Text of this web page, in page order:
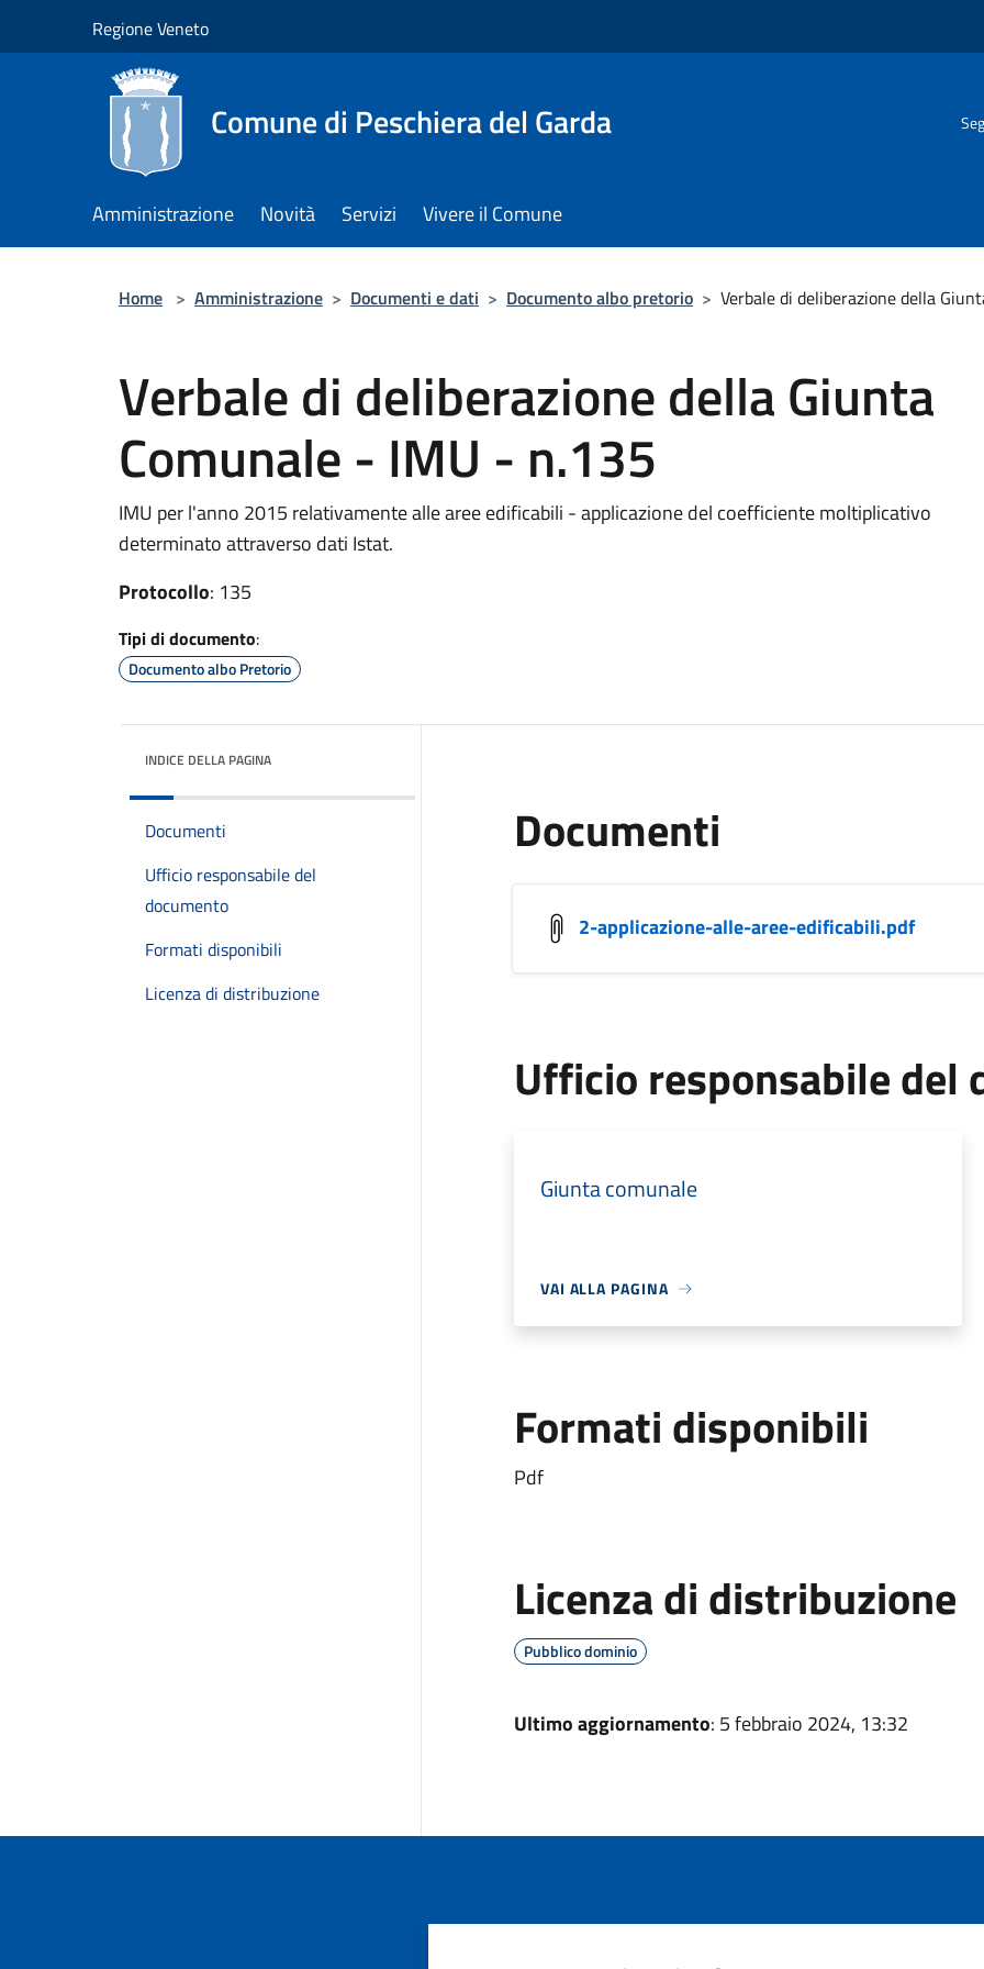
Regione Veneto
Comune di Peschiera del Garda
Amministrazione Novità Servizi Vivere il Comune
Home > Amministrazione > Documenti e dati > Documento albo pretorio > Verbale di deliberazione della
Verbale di deliberazione della Giunta
Comunale - IMU - n.135
IMU per l'anno 2015 relativamente alle aree edificabili - applicazione del coefficiente moltiplicativo
determinato attraverso dati Istat.
Protocollo: 135
Tipi di documento:
Documento albo Pretorio
INDICE DELLA PAGINA
Documenti
Ufficio responsabile del
documento
Formati disponibili
Licenza di distribuzione
Documenti
2-applicazione-alle-aree-edificabili.pdf
Ufficio responsabile del
Giunta comunale
VAI ALLA PAGINA
Formati disponibili
Pdf
Licenza di distribuzione
Pubblico dominio
Ultimo aggiornamento: 5 febbraio 2024, 13:32